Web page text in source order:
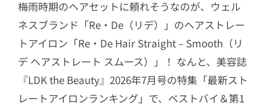
梅雨時期のヘアセットに頼れそうなのが、ウェル
ネスブランド「Re・De（リデ）」のヘアストレー
トアイロン「Re・De Hair Straight – Smooth（リ
デ ヘアストレート スムース）」！ なんと、美容誌
『LDK the Beauty』2026年7月号の特集「最新スト
レートアイロンランキング」で、ベストバイ＆第1